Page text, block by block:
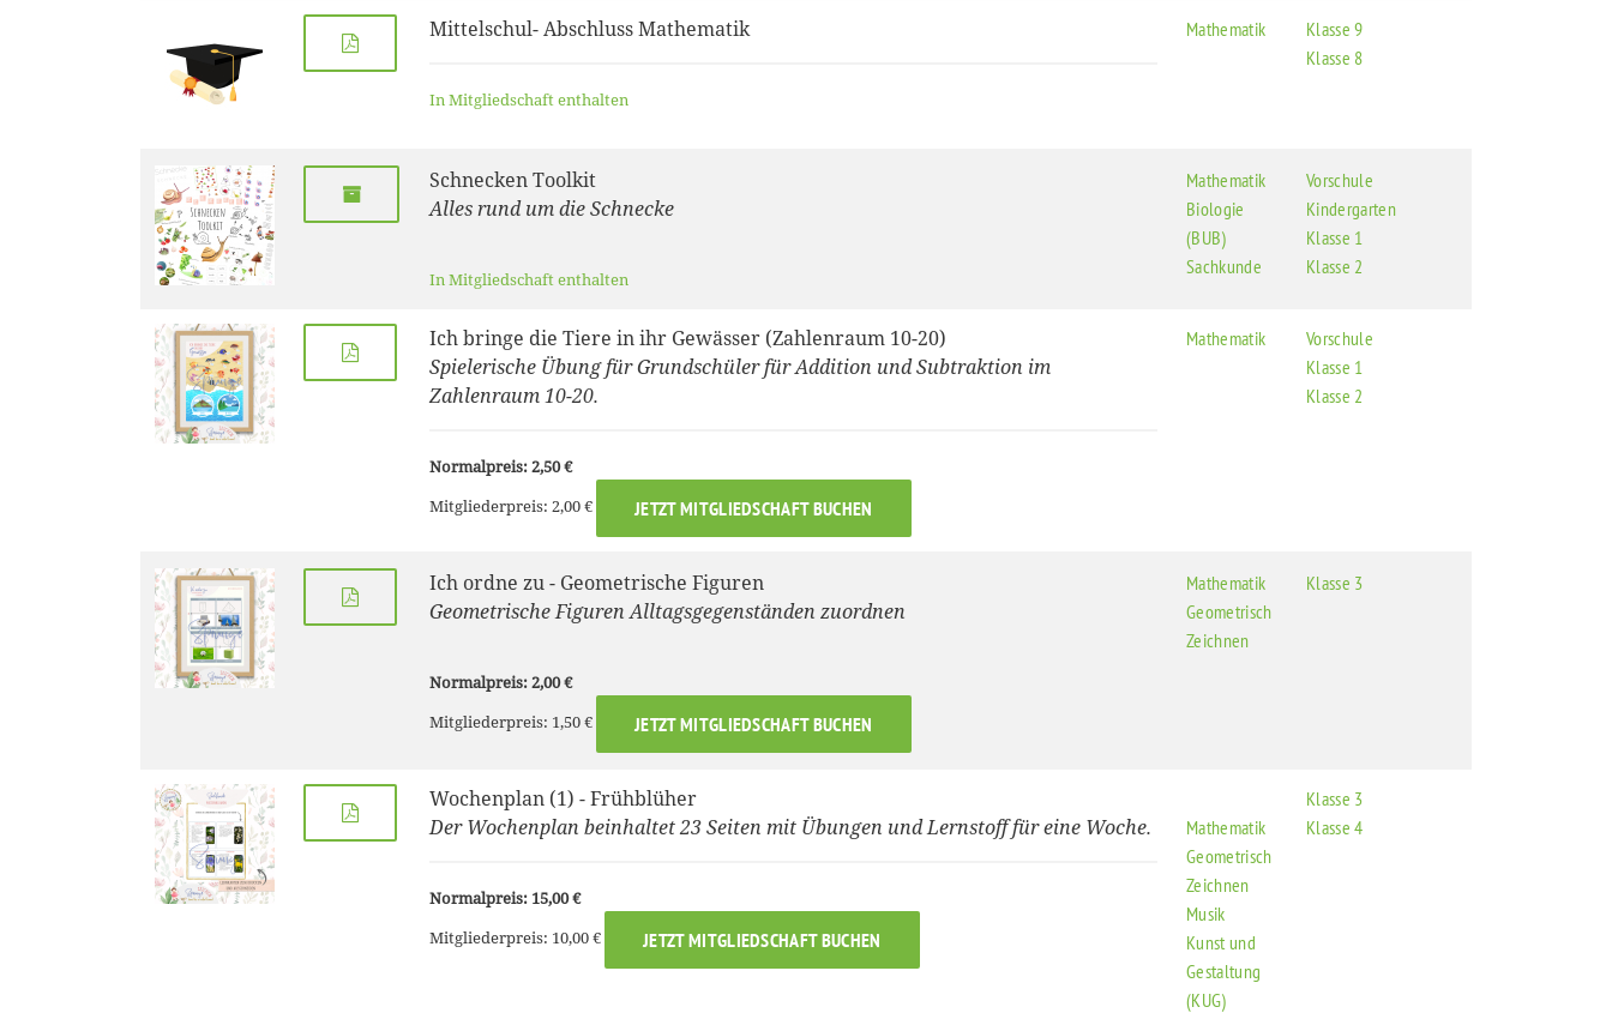
Mittelschul- Abschluss Mathematik
In Mitgliedschaft enthalten
Mathematik
Klasse 9
Klasse 8
Schnecken Toolkit
Alles rund um die Schnecke
In Mitgliedschaft enthalten
Mathematik
Biologie
(BUB)
Sachkunde
Vorschule
Kindergarten
Klasse 1
Klasse 2
Ich bringe die Tiere in ihr Gewässer (Zahlenraum 10-20)
Spielerische Übung für Grundschüler für Addition und Subtraktion im
Zahlenraum 10-20.
Normalpreis: 2,50 €
Mitgliederpreis: 2,00 €
JETZT MITGLIEDSCHAFT BUCHEN
Mathematik
Vorschule
Klasse 1
Klasse 2
Ich ordne zu - Geometrische Figuren
Geometrische Figuren Alltagsgegenständen zuordnen
Normalpreis: 2,00 €
Mitgliederpreis: 1,50 €
JETZT MITGLIEDSCHAFT BUCHEN
Mathematik
Geometrisch
Zeichnen
Klasse 3
Wochenplan (1) - Frühblüher
Der Wochenplan beinhaltet 23 Seiten mit Übungen und Lernstoff für eine Woche.
Normalpreis: 15,00 €
Mitgliederpreis: 10,00 €
JETZT MITGLIEDSCHAFT BUCHEN
Mathematik
Geometrisch
Zeichnen
Musik
Kunst und
Gestaltung
(KUG)
Klasse 3
Klasse 4